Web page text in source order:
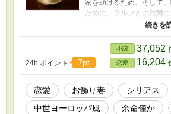
家を助けるため、そして
ために、ラルフとの結婚
は、あくまでも「お飾り
優しい彼と接していくう
化し、彼に惹かれていく。
賞のエントリー作品です ■
と、文章を明瞭かつ読み
作業、誤字脱字チェック作
AI（ChatGPT）を使用し
自筆で、AIが生成したもの
24h.ポイント 7pt
小説 37,052
恋愛 16,204
恋愛 お飾り妻
シリアス
中世ヨーロッパ風
余命僅か